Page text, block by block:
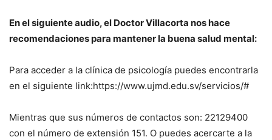
En el siguiente audio, el Doctor Villacorta nos hace
recomendaciones para mantener la buena salud mental:
Para acceder a la clínica de psicología puedes encontrarla
en el siguiente link:https://www.ujmd.edu.sv/servicios/#
Mientras que sus números de contactos son: 22129400
con el número de extensión 151. O puedes acercarte a la